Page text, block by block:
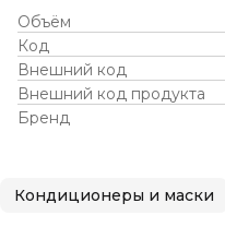
Объём
Код
Внешний код
Внешний код продукта
Бренд
Кондиционеры и маски